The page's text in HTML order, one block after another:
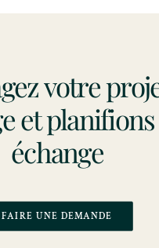
votre
et
échange
FAIRE UNE DEMANDE